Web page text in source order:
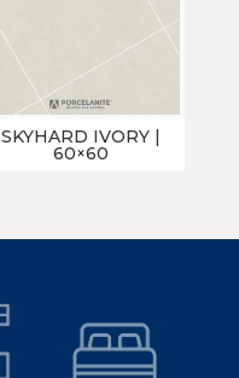
SKYHARD IVORY |
60×60